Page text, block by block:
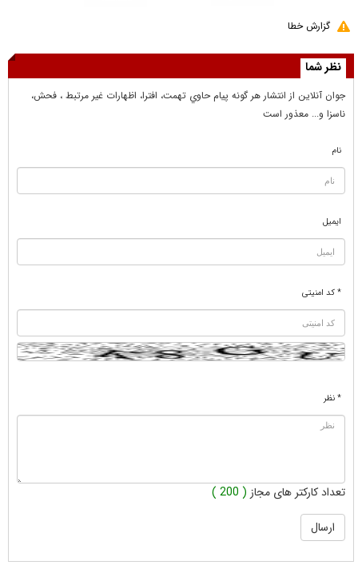
گزارش خطا
نظر شما
جوان آنلاين از انتشار هر گونه پيام حاوي تهمت، افترا، اظهارات غير مرتبط ، فحش،
ناسزا و... معذور است
نام
ایمیل
* کد امنیتی
* نظر
تعداد کارکتر های مجاز ( 200 )